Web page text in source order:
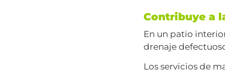
Contribuye a
En un patio
drenaje
Los servicios de